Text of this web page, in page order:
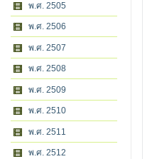
พ.ศ. 2505
พ.ศ. 2506
พ.ศ. 2507
พ.ศ. 2508
พ.ศ. 2509
พ.ศ. 2510
พ.ศ. 2511
พ.ศ. 2512